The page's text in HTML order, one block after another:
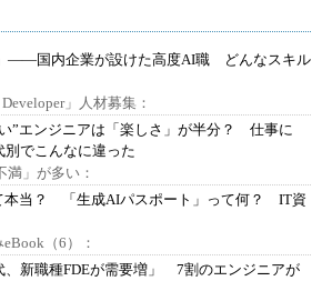
――国内企業が設けた高度AI職 どんなスキル
」人材募集：
”エンジニアは「楽しさ」が半分？ 仕事に
別でこんなに違った
満」が多い：
本当？ 「生成AIパスポート」って何？ IT資
（6）：
、新職種FDEが需要増」 7割のエンジニアが